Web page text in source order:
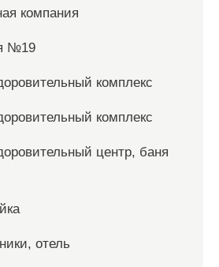
компания
№19
комплекс
комплекс
центр, баня
отель